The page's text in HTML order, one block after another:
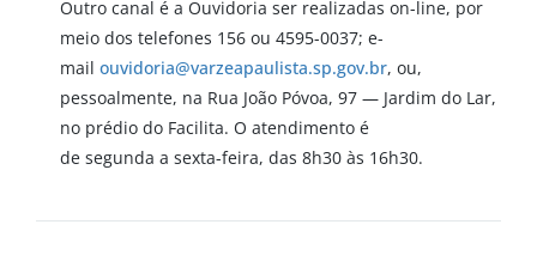
Outro canal é a Ouvidoria ser realizadas on-line, por
meio dos telefones 156 ou 4595-0037; e-
mail ouvidoria@varzeapaulista.sp.gov.br, ou,
pessoalmente, na Rua João Póvoa, 97 — Jardim do Lar,
no prédio do Facilita. O atendimento é
de segunda a sexta-feira, das 8h30 às 16h30.